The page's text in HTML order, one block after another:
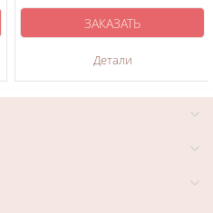
Детали
ЗАКАЗАТЬ